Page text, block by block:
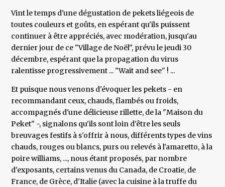
Vint le temps d'une dégustation de pekets liégeois de
toutes couleurs et goûts, en espérant qu'ils puissent
continuer à être appréciés, avec modération, jusqu'au
dernier jour de ce "Village de Noël", prévu le jeudi 30
décembre, espérant que la propagation du virus
ralentisse progressivement ... "Wait and see" ! ...
Et puisque nous venons d'évoquer les pekets - en
recommandant ceux, chauds, flambés ou froids,
accompagnés d'une délicieuse rillette, de la "Maison du
Peket" -, signalons qu'ils sont loin d'être les seuls
breuvages festifs à s'offrir à nous, différents types de vins
chauds, rouges ou blancs, purs ou relevés à l'amaretto, à la
poire williams, ..., nous étant proposés, par nombre
d'exposants, certains venus du Canada, de Croatie, de
France, de Grèce, d'Italie (avec la cuisine à la truffe du